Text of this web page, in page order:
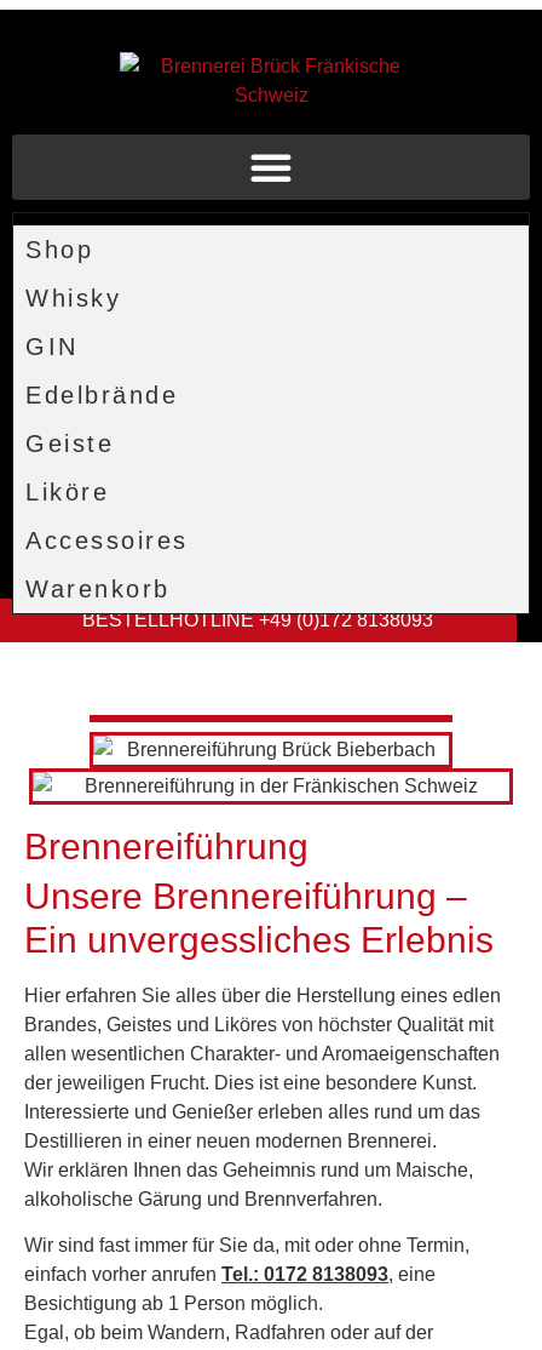
Shop
Whisky
GIN
Edelbrände
Geiste
Liköre
Accessoires
Warenkorb
BESTELLHOTLINE +49 (0)172 8138093
Brennereiführung
Unsere Brennereiführung –
Ein unvergessliches Erlebnis
Hier erfahren Sie alles über die Herstellung eines edlen
Brandes, Geistes und Liköres von höchster Qualität mit
allen wesentlichen Charakter- und Aromaeigenschaften
der jeweiligen Frucht. Dies ist eine besondere Kunst.
Interessierte und Genießer erleben alles rund um das
Destillieren in einer neuen modernen Brennerei.
Wir erklären Ihnen das Geheimnis rund um Maische,
alkoholische Gärung und Brennverfahren.
Wir sind fast immer für Sie da, mit oder ohne Termin,
einfach vorher anrufen Tel.: 0172 8138093, eine
Besichtigung ab 1 Person möglich.
Egal, ob beim Wandern, Radfahren oder auf der